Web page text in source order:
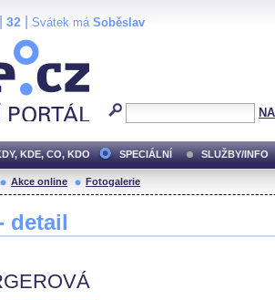
32 Svátek má Soběslav
KDE, CO, KDO SPECIÁLNÍ SLUŽBY/INFO
Akce online Fotogalerie
detail